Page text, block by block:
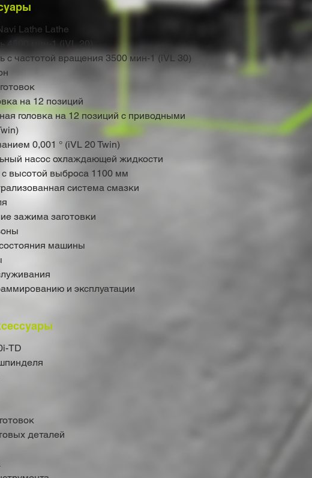
Lathe Lathe
мин-1 (iVL 20)
частотой вращения 3500 мин-1 (iVL 30)
на 12 позиций
головка на 12 позиций с приводными
0,001 ° (iVL 20 Twin)
насос охлаждающей жидкости
высотой выброса 1100 мм
система смазки
зажима заготовки
машины
и эксплуатации
TD
деталей